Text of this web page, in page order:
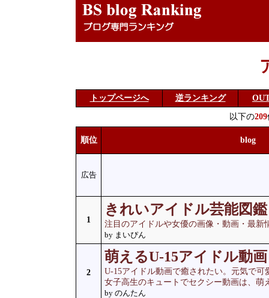
トップページへ 逆ランキング
以下の209
順位 blog
広告
1
きれいアイドル芸能図鑑
注目のアイドルや女優の画像・動画・最新
by まいぴん
2
萌えるU-15アイドル動画
U-15アイドル動画で癒されたい。元気で可
女子高生のキュートでセクシー動画は、萌
by のんたん